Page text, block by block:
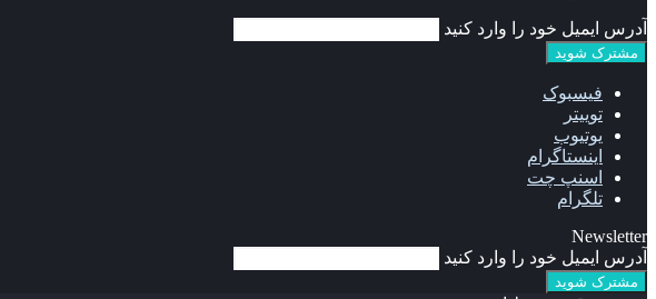
آدرس ایمیل خود را وارد کنید
فیسبوک
توییتر
یوتیوب
اینستاگرام
اسنپ چت
تلگرام
Newsletter
آدرس ایمیل خود را وارد کنید